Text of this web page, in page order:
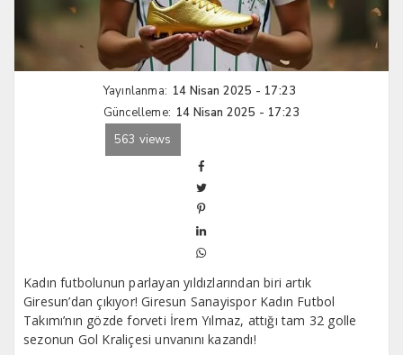
Yayınlanma: 14 Nisan 2025 - 17:23
Güncelleme: 14 Nisan 2025 - 17:23
563 views
Kadın futbolunun parlayan yıldızlarından biri artık
Giresun’dan çıkıyor! Giresun Sanayispor Kadın Futbol
Takımı’nın gözde forveti İrem Yılmaz, attığı tam 32 golle
sezonun Gol Kraliçesi unvanını kazandı!